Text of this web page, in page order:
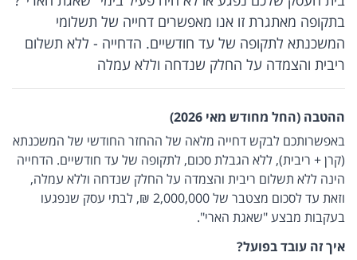
בתקופה מאתגרת זו אנו מאפשרים דחייה של תשלומי
המשכנתא לתקופה של עד חודשיים. הדחייה - ללא תשלום
ריבית והצמדה על החלק שנדחה וללא עמלה
ההטבה (החל מחודש מאי 2026)
באפשרותכם לבקש דחייה מלאה של ההחזר החודשי של המשכנתא
(קרן + ריבית), ללא הגבלת סכום, לתקופה של עד חודשיים. הדחייה
הינה ללא תשלום ריבית והצמדה על החלק שנדחה וללא עמלה,
וזאת עד לסכום מצטבר של 2,000,000 ₪, לבתי עסק שנפגעו
בעקבות מבצע "שאגת הארי".
איך זה עובד בפועל?